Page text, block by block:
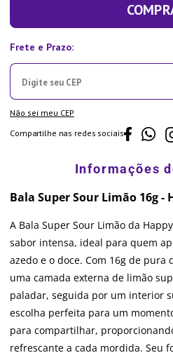
Não sei meu CEP
Compartilhe nas redes sociais
Bala Super Sour Limão 16g -
A Bala Super Sour Limão da
sabor intensa, ideal para quem
azedo e o doce. Com 16g de pura
uma camada externa de limão
paladar, seguida por um interior
escolha perfeita para um
para compartilhar,
refrescante a cada mordida. Seu